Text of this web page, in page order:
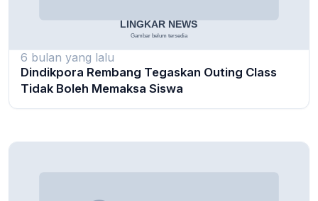
6 bulan yang lalu
Dindikpora Rembang Tegaskan Outing Class
Tidak Boleh Memaksa Siswa